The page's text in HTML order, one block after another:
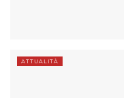
ATTUALITÀ